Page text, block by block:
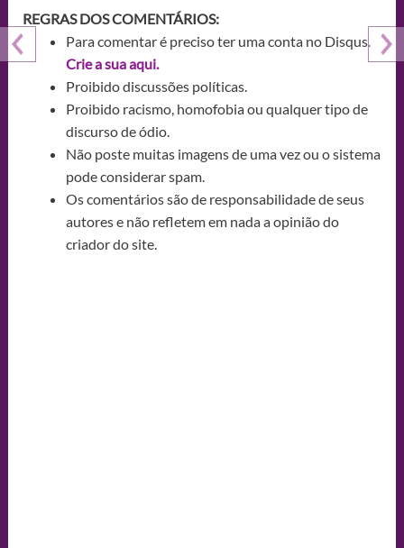
REGRAS DOS COMENTÁRIOS:
Para comentar é preciso ter uma conta no Disqus.
Crie a sua aqui.
Proibido discussões políticas.
Proibido racismo, homofobia ou qualquer tipo de
discurso de ódio.
Não poste muitas imagens de uma vez ou o sistema
pode considerar spam.
Os comentários são de responsabilidade de seus
autores e não refletem em nada a opinião do
criador do site.